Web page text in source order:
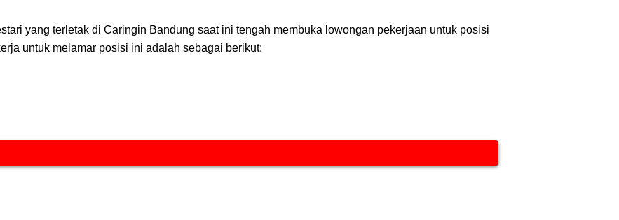
yang terletak di Caringin Bandung saat ini tengah membuka lowongan pekerjaan untuk posisi
untuk melamar posisi ini adalah sebagai berikut: